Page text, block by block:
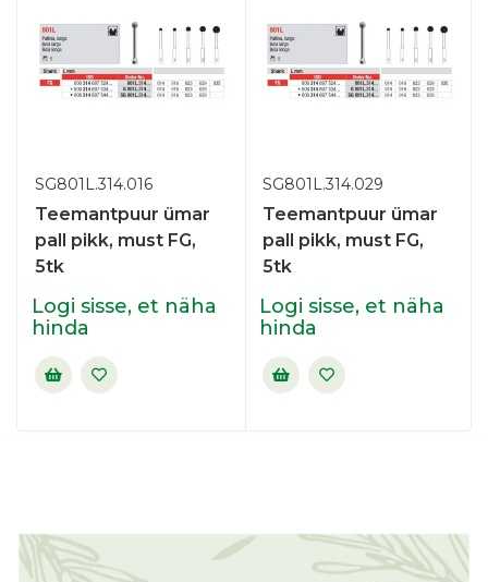
SG801L.314.016
Teemantpuur ümar
pall pikk, must FG,
5tk
Logi sisse, et näha
hinda
SG801L.314.029
Teemantpuur ümar
pall pikk, must FG,
5tk
Logi sisse, et näha
hinda